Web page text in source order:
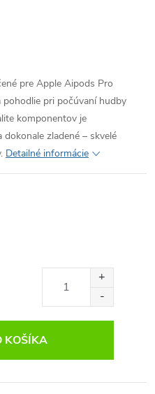
pre Apple Aipods Pro
pri počúvaní hudby
komponentov je
zladené – skvelé
Detailné informácie
KOŠÍKA